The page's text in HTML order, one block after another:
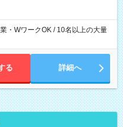
・WワークOK / 10名以上の大量
る 詳細へ